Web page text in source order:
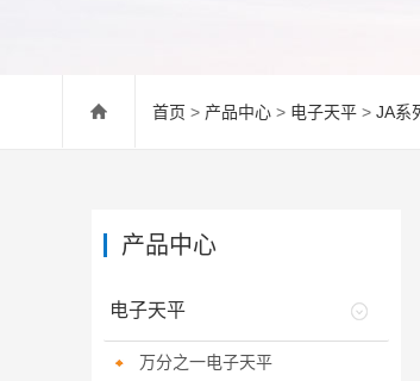
首页 > 产品中心 > 电子天平 > JA系
产品中心
电子天平
万分之一电子天平